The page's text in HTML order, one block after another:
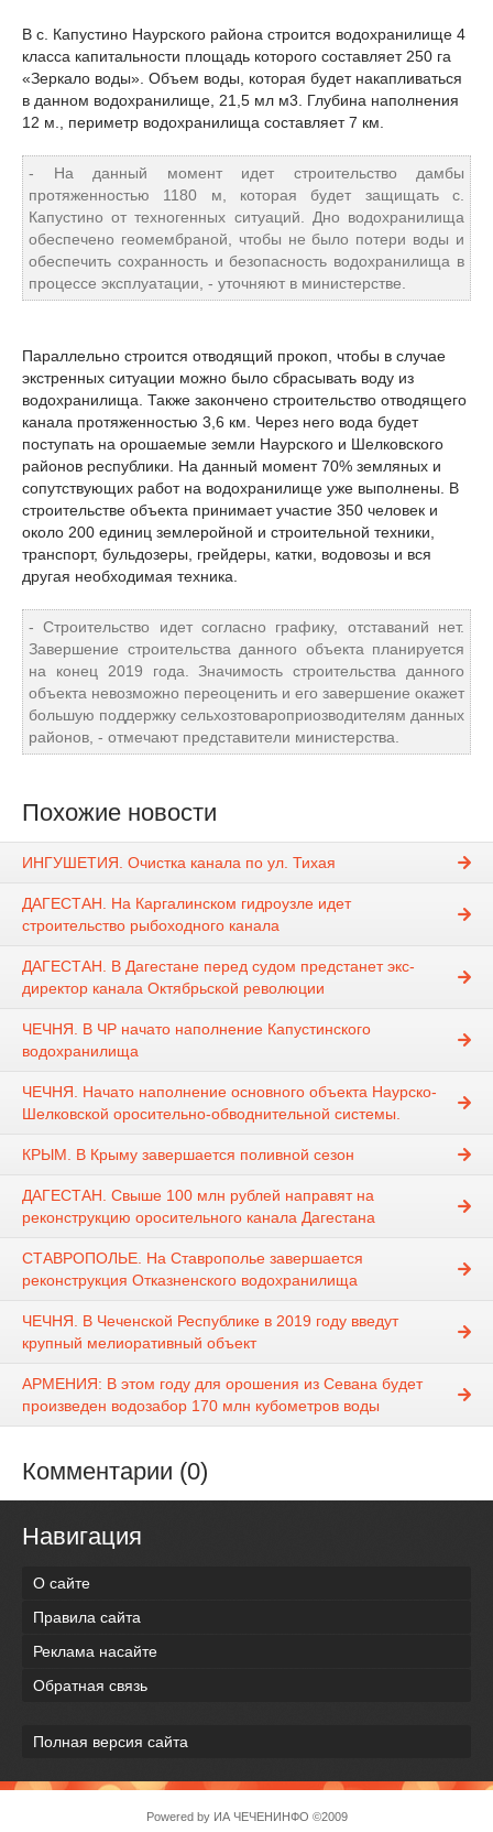
В с. Капустино Наурского района строится водохранилище 4
класса капитальности площадь которого составляет 250 га
«Зеркало воды». Объем воды, которая будет накапливаться
в данном водохранилище, 21,5 мл м3. Глубина наполнения
12 м., периметр водохранилища составляет 7 км.
- На данный момент идет строительство дамбы
протяженностью 1180 м, которая будет защищать с.
Капустино от техногенных ситуаций. Дно водохранилища
обеспечено геомембраной, чтобы не было потери воды и
обеспечить сохранность и безопасность водохранилища в
процессе эксплуатации, - уточняют в министерстве.
Параллельно строится отводящий прокоп, чтобы в случае
экстренных ситуации можно было сбрасывать воду из
водохранилища. Также закончено строительство отводящего
канала протяженностью 3,6 км. Через него вода будет
поступать на орошаемые земли Наурского и Шелковского
районов республики. На данный момент 70% земляных и
сопутствующих работ на водохранилище уже выполнены. В
строительстве объекта принимает участие 350 человек и
около 200 единиц землеройной и строительной техники,
транспорт, бульдозеры, грейдеры, катки, водовозы и вся
другая необходимая техника.
- Строительство идет согласно графику, отставаний нет.
Завершение строительства данного объекта планируется
на конец 2019 года. Значимость строительства данного
объекта невозможно переоценить и его завершение окажет
большую поддержку сельхозтовароприозводителям данных
районов, - отмечают представители министерства.
Похожие новости
ИНГУШЕТИЯ. Очистка канала по ул. Тихая
ДАГЕСТАН. На Каргалинском гидроузле идет
строительство рыбоходного канала
ДАГЕСТАН. В Дагестане перед судом предстанет экс-
директор канала Октябрьской революции
ЧЕЧНЯ. В ЧР начато наполнение Капустинского
водохранилища
ЧЕЧНЯ. Начато наполнение основного объекта Наурско-
Шелковской оросительно-обводнительной системы.
КРЫМ. В Крыму завершается поливной сезон
ДАГЕСТАН. Свыше 100 млн рублей направят на
реконструкцию оросительного канала Дагестана
СТАВРОПОЛЬЕ. На Ставрополье завершается
реконструкция Отказненского водохранилища
ЧЕЧНЯ. В Чеченской Республике в 2019 году введут
крупный мелиоративный объект
АРМЕНИЯ: В этом году для орошения из Севана будет
произведен водозабор 170 млн кубометров воды
Комментарии (0)
Навигация
О сайте
Правила сайта
Реклама насайте
Обратная связь
Полная версия сайта
Powered by ИА ЧЕЧЕНИНФО ©2009